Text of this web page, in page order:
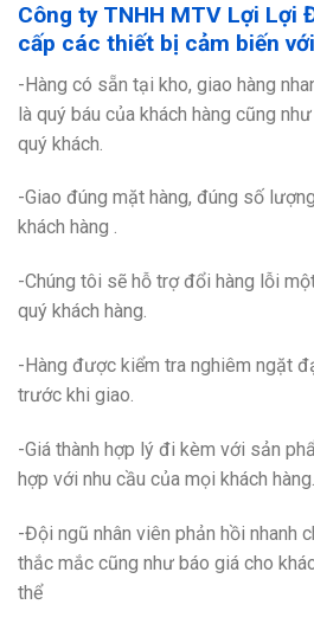
Công ty TNHH MTV Lợi Lợi
cấp các thiết bị cảm biến
-Hàng có sẵn tại kho, giao hàng
là quý báu của khách hàng cũng
quý khách.
-Giao đúng mặt hàng, đúng số
khách hàng .
-Chúng tôi sẽ hỗ trợ đổi hàng lỗi
quý khách hàng.
-Hàng được kiểm tra nghiêm ngặt
trước khi giao.
-Giá thành hợp lý đi kèm với sản
hợp với nhu cầu của mọi khách hàng.
-Đội ngũ nhân viên phản hồi nhanh
thắc mắc cũng như báo giá cho
thể